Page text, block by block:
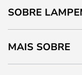
SOBRE
MAIS SOBRE